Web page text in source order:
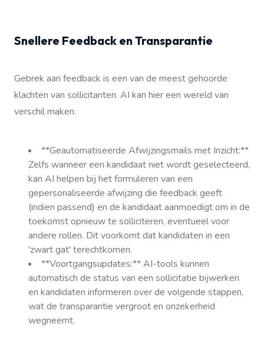
Snellere Feedback en Transparantie
Gebrek aan feedback is een van de meest gehoorde
klachten van sollicitanten. AI kan hier een wereld van
verschil maken.
**Geautomatiseerde Afwijzingsmails met Inzicht:**
Zelfs wanneer een kandidaat niet wordt geselecteerd,
kan AI helpen bij het formuleren van een
gepersonaliseerde afwijzing die feedback geeft
(indien passend) en de kandidaat aanmoedigt om in de
toekomst opnieuw te solliciteren, eventueel voor
andere rollen. Dit voorkomt dat kandidaten in een
'zwart gat' terechtkomen.
**Voortgangsupdates:** AI-tools kunnen
automatisch de status van een sollicitatie bijwerken
en kandidaten informeren over de volgende stappen,
wat de transparantie vergroot en onzekerheid
wegneemt.